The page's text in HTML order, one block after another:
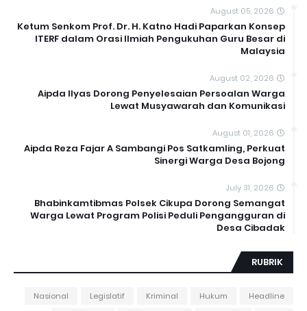
August 05, 2026
Ketum Senkom Prof. Dr. H. Katno Hadi Paparkan Konsep
ITERF dalam Orasi Ilmiah Pengukuhan Guru Besar di
Malaysia
August 02, 2026
Aipda Ilyas Dorong Penyelesaian Persoalan Warga
Lewat Musyawarah dan Komunikasi
August 01, 2026
Aipda Reza Fajar A Sambangi Pos Satkamling, Perkuat
Sinergi Warga Desa Bojong
July 31, 2026
Bhabinkamtibmas Polsek Cikupa Dorong Semangat
Warga Lewat Program Polisi Peduli Pengangguran di
Desa Cibadak
RUBRIK
Headline
Hukum
Kriminal
Legislatif
Nasional